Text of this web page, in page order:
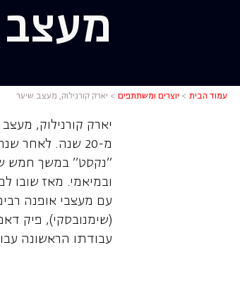
יארק עמוד הבית > יוצרים ומשתתפים > יארק קורנילוק, מעצב שיער
יארק קורנילוק,
מ-20 שנה. לאחר
"נקסט" במשך חמש
ובמיאמי. מאז שובו
עם מעצבי אופנה
(שימנובסקי), פיק
עבודתו הראשונה